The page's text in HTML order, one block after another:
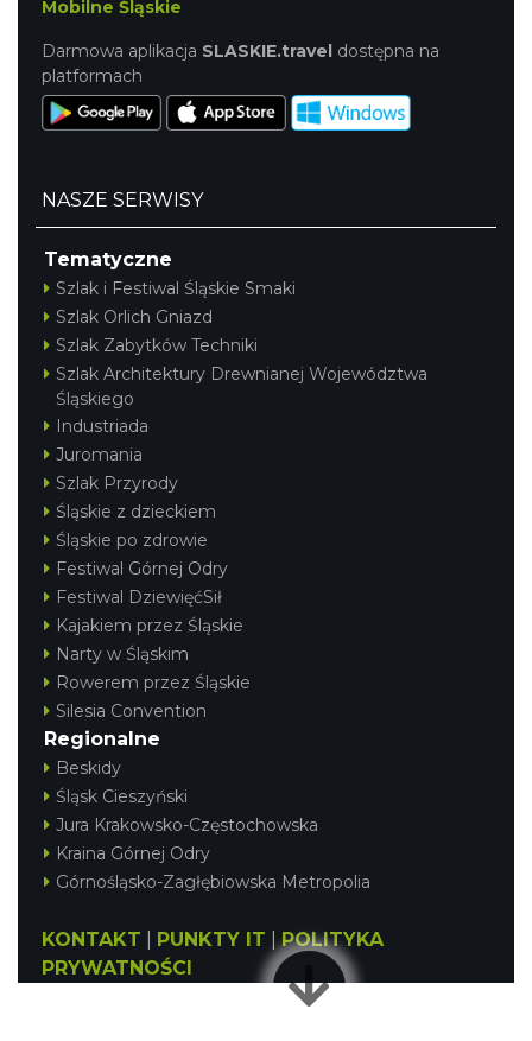
Mobilne Śląskie
Darmowa aplikacja SLASKIE.travel dostępna na
platformach
NASZE SERWISY
Tematyczne
Szlak i Festiwal Śląskie Smaki
Szlak Orlich Gniazd
Szlak Zabytków Techniki
Szlak Architektury Drewnianej Województwa
Śląskiego
Industriada
Juromania
Szlak Przyrody
Śląskie z dzieckiem
Śląskie po zdrowie
Festiwal Górnej Odry
Festiwal DziewięćSił
Kajakiem przez Śląskie
Narty w Śląskim
Rowerem przez Śląskie
Silesia Convention
Regionalne
Beskidy
Śląsk Cieszyński
Jura Krakowsko-Częstochowska
Kraina Górnej Odry
Górnośląsko-Zagłębiowska Metropolia
KONTAKT PUNKTY IT |POLITYKA
PRYWATNOŚCI